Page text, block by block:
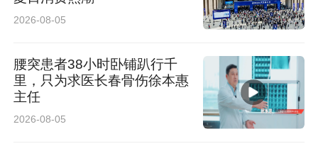
关农特产品精深加工技术，通过品牌共建、渠道
不断构建“以销促产、以产助农、以农富民”的新
局面。
2026-08-05
腰突患者38小时卧铺趴行千
里，只为求医长春骨伤徐本惠
主任
2026-08-05